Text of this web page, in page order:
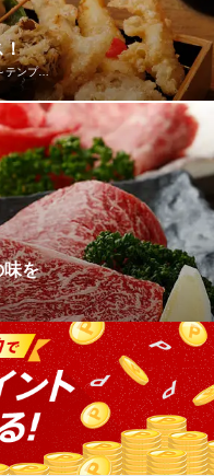
・麦焼酎・ソフトドリン
！
テンプ…
が含まれています。ま
み放題付きのプランもご用
ご提供できない場合がご
認ください。
東京TEMPLAND～テンプ
5F
味を
ーム満点の贅沢なコースを
焼き肉をリーズナブルに
満足いただけること間違
シュな店内で、接待や女
さいませ。